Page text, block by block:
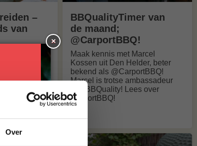
Over
–
van
en
gegaard.
BBQualityTimer van
de maand;
@CarportBBQ!
Maak kennis met Marcel
Kossen uit Den Helder, beter
bekend als @CarportBBQ!
Marcel is trotse ambassadeur
van BBQuality! Lees over
CarportBBQ!
×